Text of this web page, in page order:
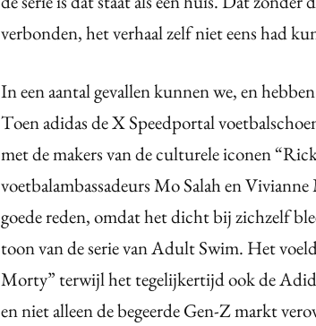
verbonden, het verhaal zelf niet eens had
In een aantal gevallen kunnen we, en
Toen adidas de X Speedportal
met de makers van de culturele iconen
voetbalambassadeurs Mo Salah en
goede reden, omdat het dicht bij zichzelf
toon van de serie van Adult Swim. Het
Morty” terwijl het tegelijkertijd ook de
en niet alleen de begeerde Gen-Z markt